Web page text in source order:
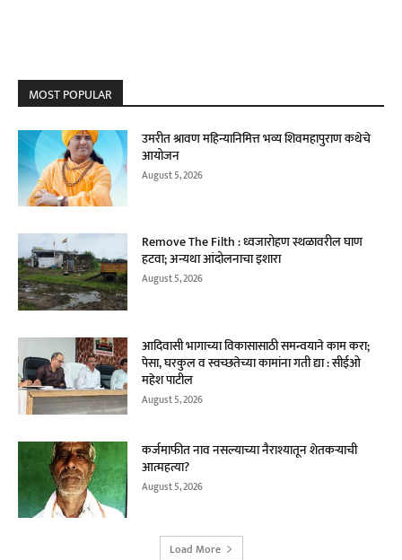
MOST POPULAR
उमरीत श्रावण महिन्यानिमित्त भव्य शिवमहापुराण कथेचे
आयोजन
August 5, 2026
Remove The Filth : ध्वजारोहण स्थळावरील घाण
हटवा; अन्यथा आंदोलनाचा इशारा
August 5, 2026
आदिवासी भागाच्या विकासासाठी समन्वयाने काम करा;
पेसा, घरकुल व स्वच्छतेच्या कामांना गती द्या : सीईओ
महेश पाटील
August 5, 2026
कर्जमाफीत नाव नसल्याच्या नैराश्यातून शेतकऱ्याची
आत्महत्या?
August 5, 2026
Load More